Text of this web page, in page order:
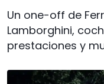
Un one-off de
Lamborghini,
prestaciones y